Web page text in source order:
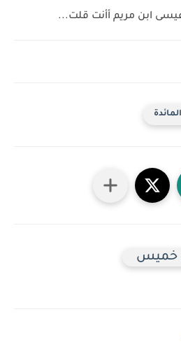
عيسى ابن مريم أأنت قلت...
خميس